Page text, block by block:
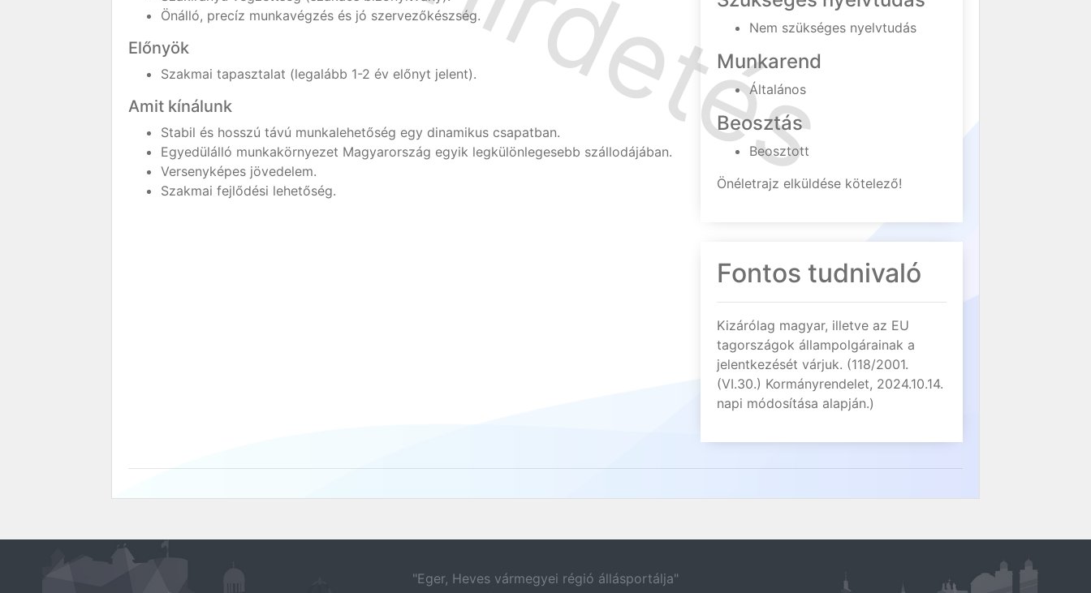
Önálló, precíz munkavégzés és jó szervezőkészség.
Előnyök
Szakmai tapasztalat (legalább 1-2 év előnyt jelent).
Amit kínálunk
Stabil és hosszú távú munkalehetőség egy dinamikus csapatban.
Egyedülálló munkakörnyezet Magyarország egyik legkülönlegesebb szállodájában.
Versenyképes jövedelem.
Szakmai fejlődési lehetőség.
Nem szükséges nyelvtudás
Munkarend
Általános
Beosztás
Beosztott
Önéletrajz elküldése kötelező!
Fontos tudnivaló
Kizárólag magyar, illetve az EU
tagországok állampolgárainak a
jelentkezését várjuk. (118/2001.
(VI.30.) Kormányrendelet, 2024.10.14.
napi módosítása alapján.)
"Eger, Heves vármegyei régió állásportálja"